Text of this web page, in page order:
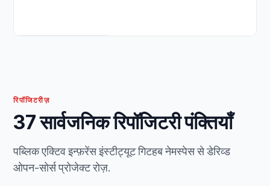
रिपॉजिटरीज़
37 सार्वजनिक रिपॉजिटरी पंक्तियाँ
पब्लिक एक्टिव इन्फ़रेंस इंस्टीट्यूट गिटहब नेमस्पेस से डेरिव्ड
ओपन-सोर्स प्रोजेक्ट रोज़.